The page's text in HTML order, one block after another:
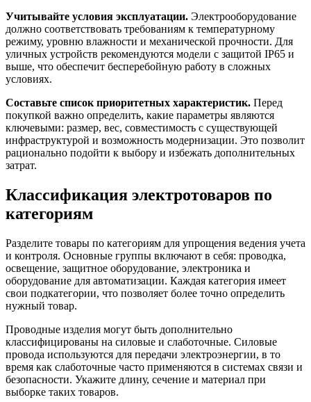
Учитывайте условия эксплуатации. Электрооборудование
должно соответствовать требованиям к температурному
режиму, уровню влажности и механической прочности. Для
уличных устройств рекомендуются модели с защитой IP65 и
выше, что обеспечит бесперебойную работу в сложных
условиях.
Составьте список приоритетных характеристик. Перед
покупкой важно определить, какие параметры являются
ключевыми: размер, вес, совместимость с существующей
инфраструктурой и возможность модернизации. Это позволит
рационально подойти к выбору и избежать дополнительных
затрат.
Классификация электротоваров по
категориям
Разделите товары по категориям для упрощения ведения учета
и контроля. Основные группы включают в себя: проводка,
освещение, защитное оборудование, электроника и
оборудование для автоматизации. Каждая категория имеет
свои подкатегории, что позволяет более точно определить
нужный товар.
Проводные изделия могут быть дополнительно
классифицированы на силовые и слаботочные. Силовые
провода используются для передачи электроэнергии, в то
время как слаботочные часто применяются в системах связи и
безопасности. Укажите длину, сечение и материал при
выборке таких товаров.